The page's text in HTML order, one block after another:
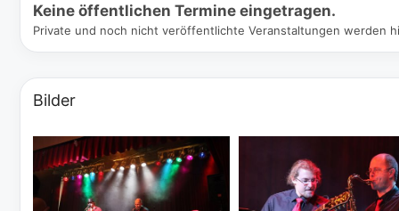
Keine öffentlichen Termine eingetragen.
Private und noch nicht veröffentlichte Veranstaltungen werden
Bilder